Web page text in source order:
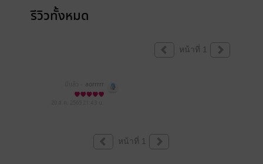
รีวิวทั้งหมด
หน้าที่ 1
aorrrrr
หน้าที่ 1